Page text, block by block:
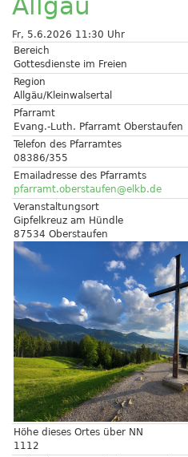
Fr, 5.6.2026 11:30 Uhr
Bereich
Gottesdienste im Freien
Region
Allgäu/Kleinwalsertal
Pfarramt
Evang.-Luth. Pfarramt Oberstaufen
Telefon des Pfarramtes
08386/355
Emailadresse des Pfarramts
pfarramt.oberstaufen@elkb.de
Veranstaltungsort
Gipfelkreuz am Hündle
87534 Oberstaufen
Höhe dieses Ortes über NN
1112